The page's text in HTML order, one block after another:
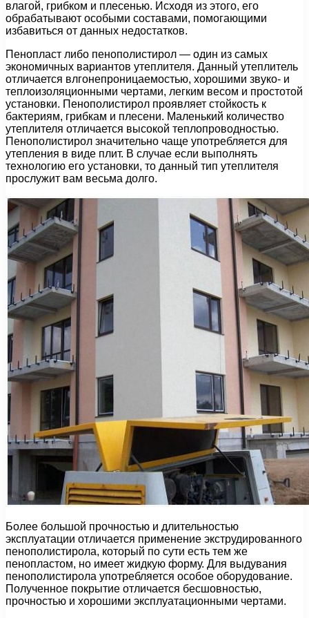
влагой, грибком и плесенью. Исходя из этого, его
обрабатывают особыми составами, помогающими
избавиться от данных недостатков.
Пенопласт либо пенополистирол — один из самых
экономичных вариантов утеплителя. Данный утеплитель
отличается влгонепроницаемостью, хорошими звуко- и
теплоизоляционными чертами, легким весом и простотой
установки. Пенополистирол проявляет стойкость к
бактериям, грибкам и плесени. Маленький количество
утеплителя отличается высокой теплопроводностью.
Пенополистирол значительно чаще употребляется для
утепления в виде плит. В случае если выполнять
технологию его установки, то данный тип утеплителя
прослужит вам весьма долго.
Более большой прочностью и длительностью
эксплуатации отличается применение экструдированного
пенополистирола, который по сути есть тем же
пенопластом, но имеет жидкую форму. Для выдувания
пенополистирола употребляется особое оборудование.
Полученное покрытие отличается бесшовностью,
прочностью и хорошими эксплуатационными чертами.